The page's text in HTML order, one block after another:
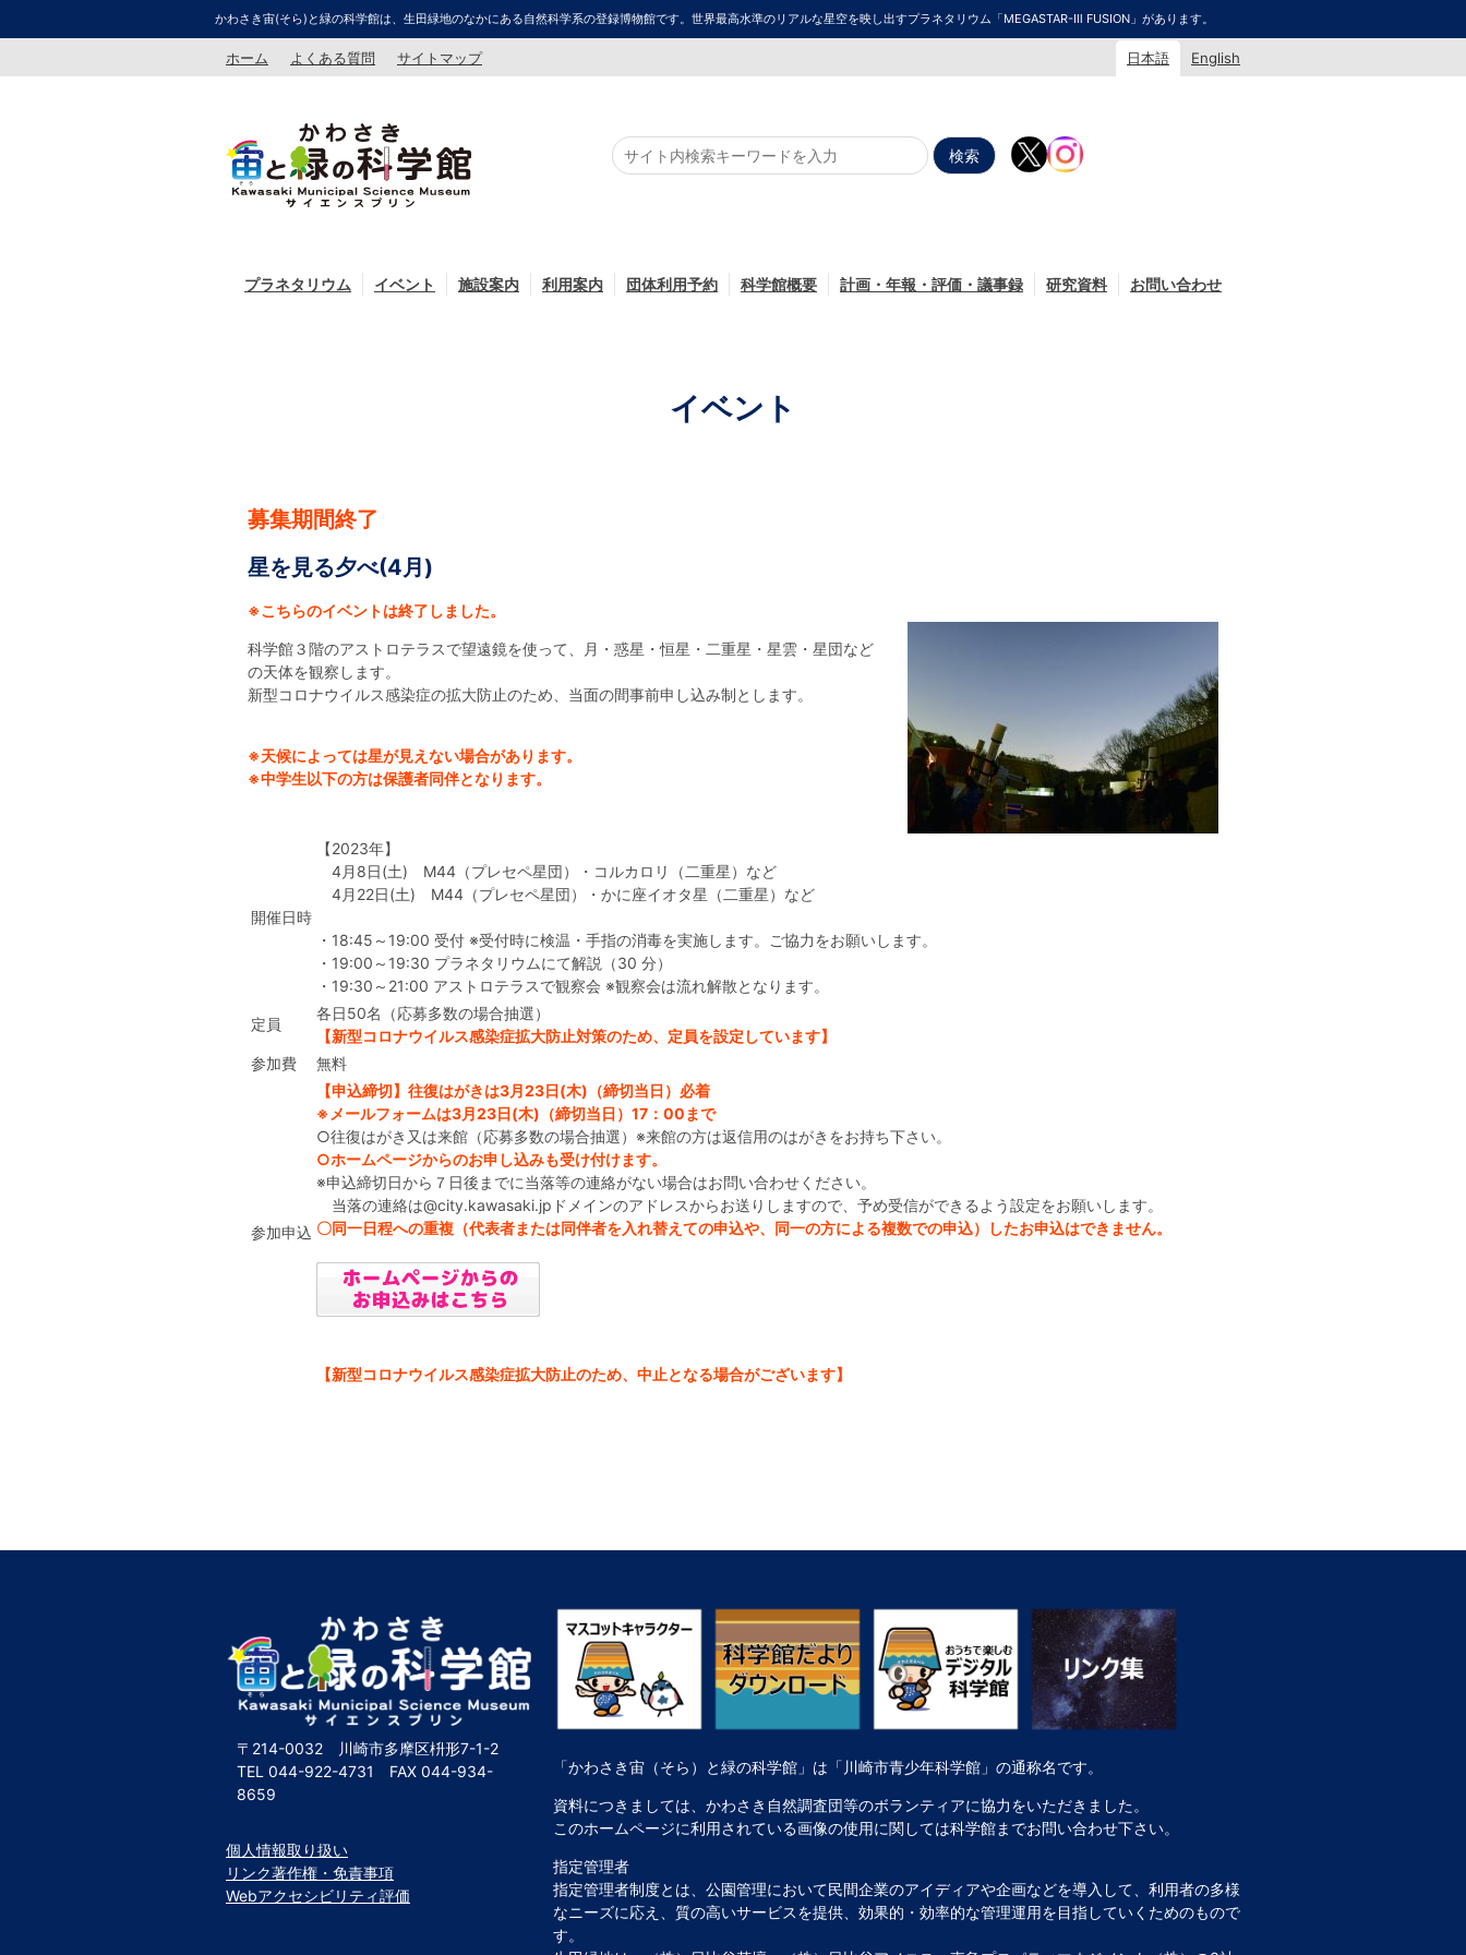
かわさき宙(そら)と緑の科学館は、生田緑地のなかにある自然科学系の登録博物館です。世界最高水準のリアルな星空を映し出すプラネタリウム「MEGASTAR-Ⅲ FUSION」があります。
ホーム よくある質問 サイトマップ 日本語 English
プラネタリウム イベント 施設案内 利用案内 団体利用予約 科学館概要 計画・年報・評価・議事録 研究資料 お問い合わせ
イベント
募集期間終了
星を見る夕べ(4月)
※こちらのイベントは終了しました。
科学館３階のアストロテラスで望遠鏡を使って、月・惑星・恒星・二重星・星雲・星団など
の天体を観察します。
新型コロナウイルス感染症の拡大防止のため、当面の間事前申し込み制とします。
※天候によっては星が見えない場合があります。
※中学生以下の方は保護者同伴となります。
開催日時
【2023年】
4月8日(土) M44（プレセペ星団）・コルカロリ（二重星）など
4月22日(土) M44（プレセペ星団）・かに座イオタ星（二重星）など
・18:45～19:00 受付 ※受付時に検温・手指の消毒を実施します。ご協力をお願いします。
・19:00～19:30 プラネタリウムにて解説（30 分）
・19:30～21:00 アストロテラスで観察会 ※観察会は流れ解散となります。
定員
各日50名（応募多数の場合抽選）
【新型コロナウイルス感染症拡大防止対策のため、定員を設定しています】
参加費
無料
参加申込
【申込締切】往復はがきは3月23日(木)（締切当日）必着
※メールフォームは3月23日(木)（締切当日）17：00まで
○往復はがき又は来館（応募多数の場合抽選）※来館の方は返信用のはがきをお持ち下さい。
○ホームページからのお申し込みも受け付けます。
※申込締切日から７日後までに当落等の連絡がない場合はお問い合わせください。
当落の連絡は@city.kawasaki.jpドメインのアドレスからお送りしますので、予め受信ができるよう設定をお願いします。
〇同一日程への重複（代表者または同伴者を入れ替えての申込や、同一の方による複数での申込）したお申込はできません。
【新型コロナウイルス感染症拡大防止のため、中止となる場合がございます】
〒214-0032 川崎市多摩区枡形7-1-2
TEL 044-922-4731 FAX 044-934-
8659
個人情報取り扱い
リンク著作権・免責事項
Webアクセシビリティ評価
「かわさき宙（そら）と緑の科学館」は「川崎市青少年科学館」の通称名です。
資料につきましては、かわさき自然調査団等のボランティアに協力をいただきました。
このホームページに利用されている画像の使用に関しては科学館までお問い合わせ下さい。
指定管理者
指定管理者制度とは、公園管理において民間企業のアイディアや企画などを導入して、利用者の多様
なニーズに応え、質の高いサービスを提供、効果的・効率的な管理運用を目指していくためのもので
す。